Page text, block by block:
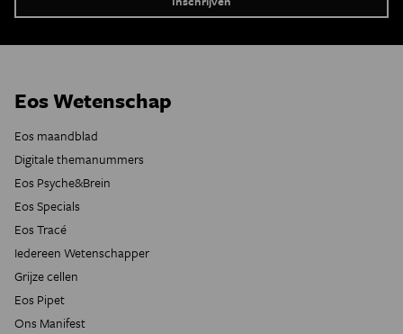
Eos Wetenschap
Eos maandblad
Digitale themanummers
Eos Psyche&Brein
Eos Specials
Eos Tracé
Iedereen Wetenschapper
Grijze cellen
Eos Pipet
Ons Manifest